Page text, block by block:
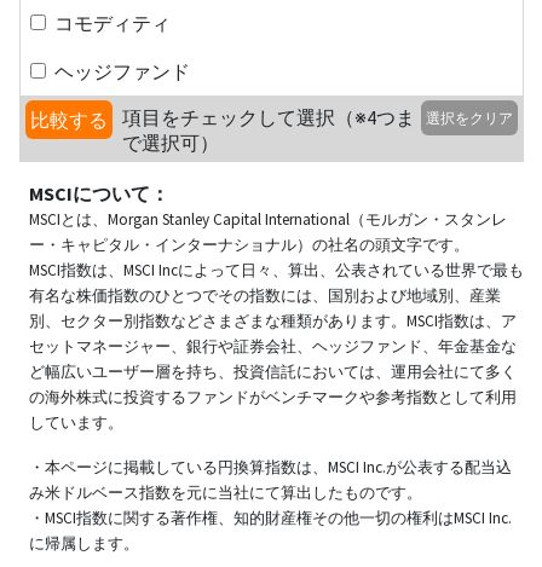
コモディティ
ヘッジファンド
比較する
項目をチェックして選択（※4つま
で選択可）
選択をクリア
MSCIについて：
MSCIとは、Morgan Stanley Capital International（モルガン・スタンレ
ー・キャピタル・インターナショナル）の社名の頭文字です。
MSCI指数は、MSCI Incによって日々、算出、公表されている世界で最も
有名な株価指数のひとつでその指数には、国別および地域別、産業
別、セクター別指数などさまざまな種類があります。MSCI指数は、ア
セットマネージャー、銀行や証券会社、ヘッジファンド、年金基金な
ど幅広いユーザー層を持ち、投資信託においては、運用会社にて多く
の海外株式に投資するファンドがベンチマークや参考指数として利用
しています。
・本ページに掲載している円換算指数は、MSCI Inc.が公表する配当込
み米ドルベース指数を元に当社にて算出したものです。
・MSCI指数に関する著作権、知的財産権その他一切の権利はMSCI Inc.
に帰属します。